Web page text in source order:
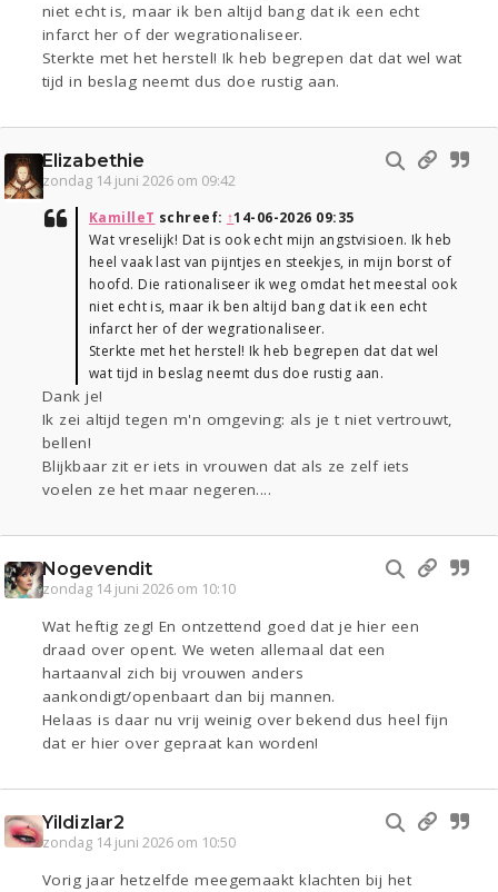
niet echt is, maar ik ben altijd bang dat ik een echt
infarct her of der wegrationaliseer.
Sterkte met het herstel! Ik heb begrepen dat dat wel wat
tijd in beslag neemt dus doe rustig aan.
Elizabethie
zondag 14 juni 2026 om 09:42
KamilleT schreef: ↑14-06-2026 09:35
Wat vreselijk! Dat is ook echt mijn angstvisioen. Ik heb
heel vaak last van pijntjes en steekjes, in mijn borst of
hoofd. Die rationaliseer ik weg omdat het meestal ook
niet echt is, maar ik ben altijd bang dat ik een echt
infarct her of der wegrationaliseer.
Sterkte met het herstel! Ik heb begrepen dat dat wel
wat tijd in beslag neemt dus doe rustig aan.
Dank je!
Ik zei altijd tegen m'n omgeving: als je t niet vertrouwt,
bellen!
Blijkbaar zit er iets in vrouwen dat als ze zelf iets
voelen ze het maar negeren....
Nogevendit
zondag 14 juni 2026 om 10:10
Wat heftig zeg! En ontzettend goed dat je hier een
draad over opent. We weten allemaal dat een
hartaanval zich bij vrouwen anders
aankondigt/openbaart dan bij mannen.
Helaas is daar nu vrij weinig over bekend dus heel fijn
dat er hier over gepraat kan worden!
Yildizlar2
zondag 14 juni 2026 om 10:50
Vorig jaar hetzelfde meegemaakt klachten bij het